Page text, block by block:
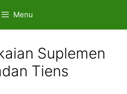
Menu
Suplemen
Tiens